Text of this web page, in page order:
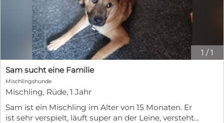
1 /1
Sam sucht eine Familie
Mischlingshunde
Mischling, Rüde, 1 Jahr
Sam ist ein Mischling im Alter von 15 Monaten. Er
ist sehr verspielt, läuft super an der Leine, versteht